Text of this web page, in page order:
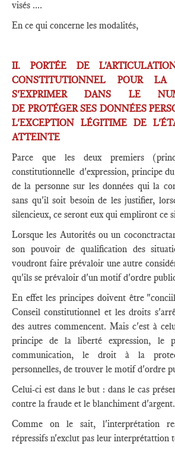
visés ....
En ce qui concerne les modalités,
II. PORTÉE DE
CONSTITUTIONNEL POUR LA
S'EXPRIMER DANS LE
DE PROTÉGER SES DONNÉES
L'EXCEPTION LÉGITIME DE
ATTEINTE
Parce que les deux premiers
constitutionnelle d'expression, principe
de la personne sur les données qui la
sans qu'il soit besoin de les justifier,
silencieux, ce seront eux qui empliront ce
Lorsque les Autorités ou un
son pouvoir de qualification des
voudront faire prévaloir une autre
qu'ils se prévaloir d'un motif d'ordre
En effet les principes doivent être
Conseil constitutionnel et les droits
des autres commencent. Mais c'est à
principe de la liberté expression, le
communication, le droit à la
personnelles, de trouver le motif d'ordre
Celui-ci est dans le but : dans le cas
contre la fraude et le blanchiment d'argent.
Comme on le sait, l'interprétation
répressifs n'exclut pas leur interprétattion